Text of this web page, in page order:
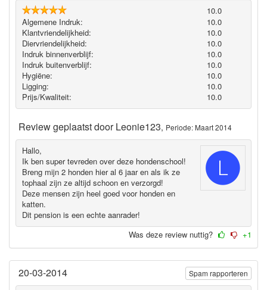
10.0
Algemene Indruk:
10.0
Klantvriendelijkheid:
10.0
Diervriendelijkheid:
10.0
Indruk binnenverblijf:
10.0
Indruk buitenverblijf:
10.0
Hygiëne‎:
10.0
Ligging:
10.0
Prijs/Kwaliteit:
10.0
Review geplaatst doorLeonie123, Periode: Maart 2014
Hallo,
Ik ben super tevreden over deze hondenschool!
Breng mijn 2 honden hier al 6 jaar en als ik ze
tophaal zijn ze altijd schoon en verzorgd!
Deze mensen zijn heel goed voor honden en
katten.
Dit pension is een echte aanrader!
Was deze review nuttig? +1
20-03-2014 Spam rapporteren